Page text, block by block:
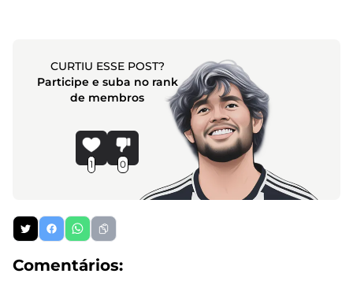
CURTIU ESSE POST?
Participe e suba no rank
de membros
1 0
Comentários: